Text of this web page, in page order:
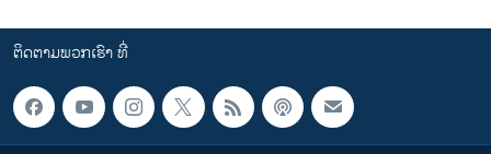
ຕິດຕາມພວກເຮົາ ທີ່